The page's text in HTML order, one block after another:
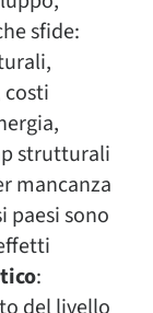
sfide:
strutturali
mancanza
paesi sono
: